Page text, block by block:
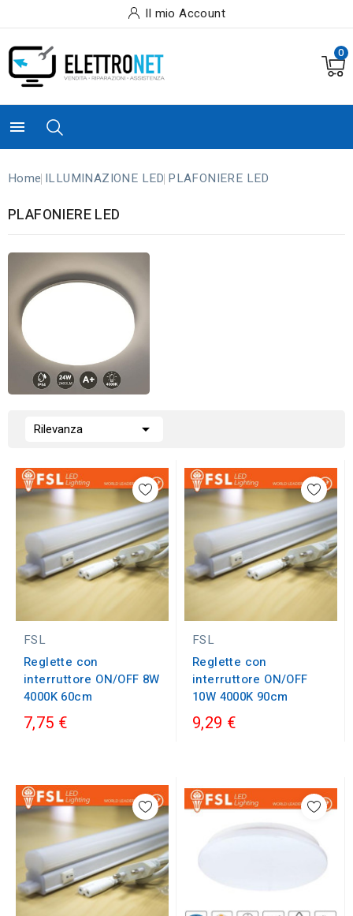
Il mio Account
0

Home ILLUMINAZIONE LED PLAFONIERE LED
PLAFONIERE LED
Rilevanza 
FSL
Reglette con
interruttore ON/OFF 8W
4000K 60cm
7,75 €
FSL
Reglette con
interruttore ON/OFF
10W 4000K 90cm
9,29 €